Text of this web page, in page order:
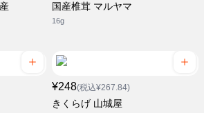
国産椎茸 マルヤマ
16g
¥248(税込¥267.84)
きくらげ 山城屋